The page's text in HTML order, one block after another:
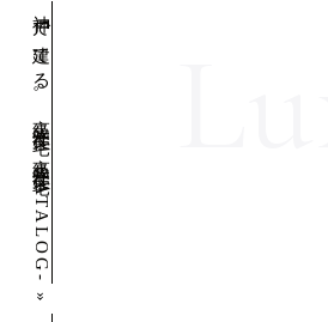
神戸で建てる。高級注文住宅 -高級注文住宅CATALOG-
»